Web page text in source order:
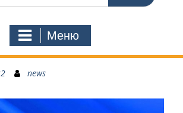
Меню
news